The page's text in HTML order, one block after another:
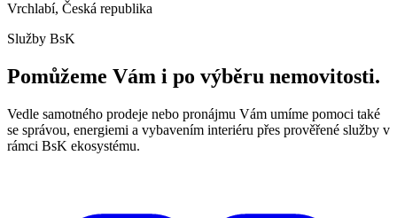
Vrchlabí, Česká republika
Služby BsK
Pomůžeme Vám i po výběru nemovitosti.
Vedle samotného prodeje nebo pronájmu Vám umíme pomoci také
se správou, energiemi a vybavením interiéru přes prověřené služby v
rámci BsK ekosystému.